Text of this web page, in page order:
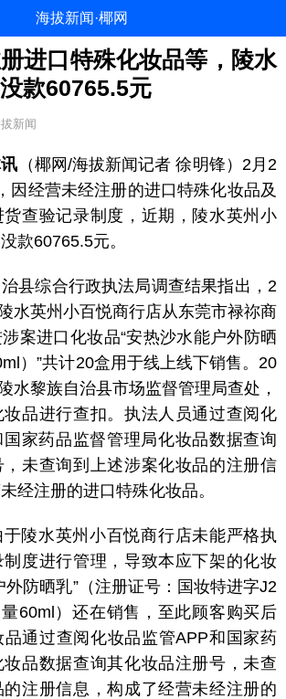
海拔新闻·椰网
进口特殊化妆品等，陵水
款60765.5元
新闻
（椰网/海拔新闻记者 徐明锋）2月2
因经营未经注册的进口特殊化妆品及
查验记录制度，近期，陵水英州小
款60765.5元。
县综合行政执法局调查结果指出，2
水英州小百悦商行店从东莞市禄祢商
案进口化妆品“安热沙水能户外防晒
）”共计20盒用于线上线下销售。20
水黎族自治县市场监督管理局查处，
妆品进行查扣。执法人员通过查阅化
家药品监督管理局化妆品数据查询
未查询到上述涉案化妆品的注册信
经注册的进口特殊化妆品。
陵水英州小百悦商行店未能严格执
制度进行管理，导致本应下架的化妆
外防晒乳”（注册证号：国妆特进字J2
60ml）还在销售，至此顾客购买后
通过查阅化妆品监管APP和国家药
品数据查询其化妆品注册号，未查
注册信息，构成了经营未经注册的